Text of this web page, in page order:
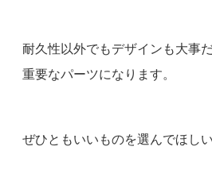
耐久性以外でもデザインも大事
重要なパーツになります。
ぜひともいいものを選んでほしい